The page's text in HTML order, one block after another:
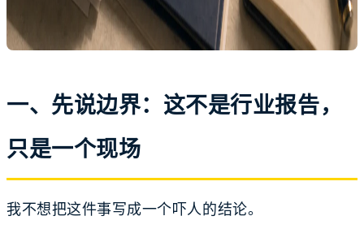
一、先说边界：这不是行业报告，
只是一个现场
我不想把这件事写成一个吓人的结论。